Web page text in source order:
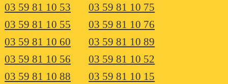
03 59 81 10 53
03 59 81 10 75
03 59 81 10 55
03 59 81 10 76
03 59 81 10 60
03 59 81 10 89
03 59 81 10 56
03 59 81 10 52
03 59 81 10 88
03 59 81 10 15